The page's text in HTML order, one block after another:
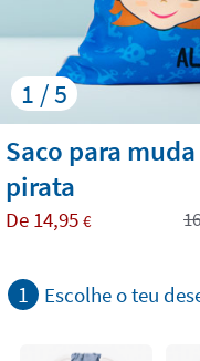
1 / 5
Saco para
pirata
De 14,95 €
1 Escolhe o teu